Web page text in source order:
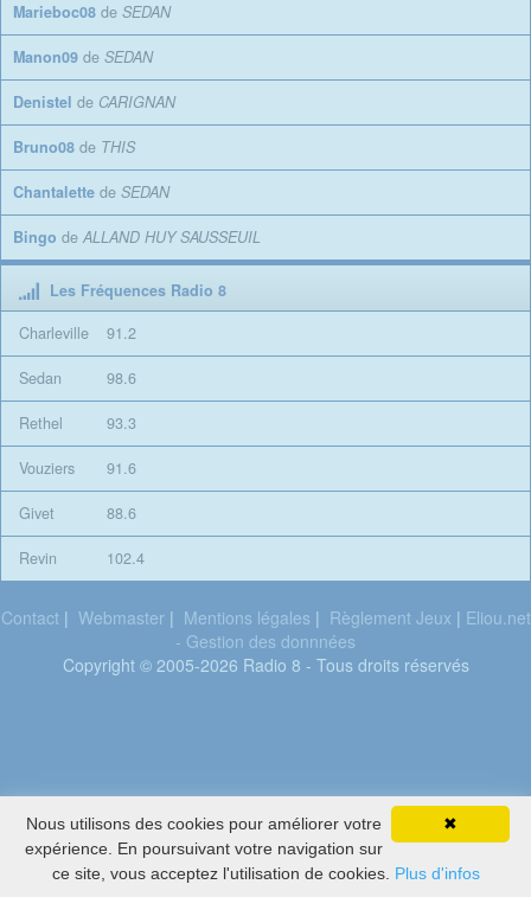
Inxs
Original sin
Marieboc08 de SEDAN
Manon09 de SEDAN
Denistel de CARIGNAN
Bruno08 de THIS
Chantalette de SEDAN
Bingo de ALLAND HUY SAUSSEUIL
Les Fréquences Radio 8
Charleville
91.2
Sedan 98.6
Rethel 93.3
Vouziers 91.6
Givet 88.6
Revin 102.4
Contact| Webmaster| Mentions légales | Règlement Jeux | Eliou.net
- Gestion des donnnées
Copyright © 2005-2026 Radio 8 - Tous droits réservés
✖
Nous utilisons des cookies pour améliorer votre
expérience. En poursuivant votre navigation sur
ce site, vous acceptez l'utilisation de cookies. Plus d'infos